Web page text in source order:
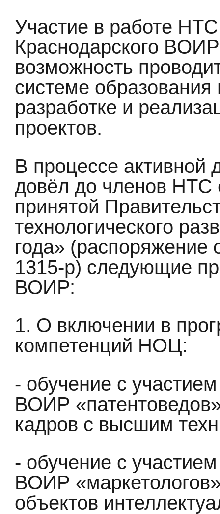
Участие в работе НТС
Краснодарского
возможность
системе образования
разработке и
проектов.
В процессе
довёл до членов НТС
принятой
технологического
года»
1315-р) следующие
ВОИР:
1. О включении в
компетенций НОЦ:
- обучение с
ВОИР
кадров с высшим
- обучение с
ВОИР
объектов